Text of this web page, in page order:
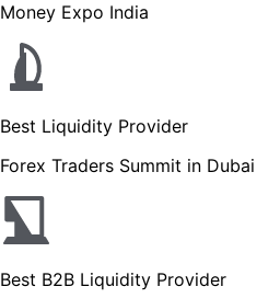
Money Expo India
Best Liquidity Provider
Forex Traders Summit in Dubai
Best B2B Liquidity Provider